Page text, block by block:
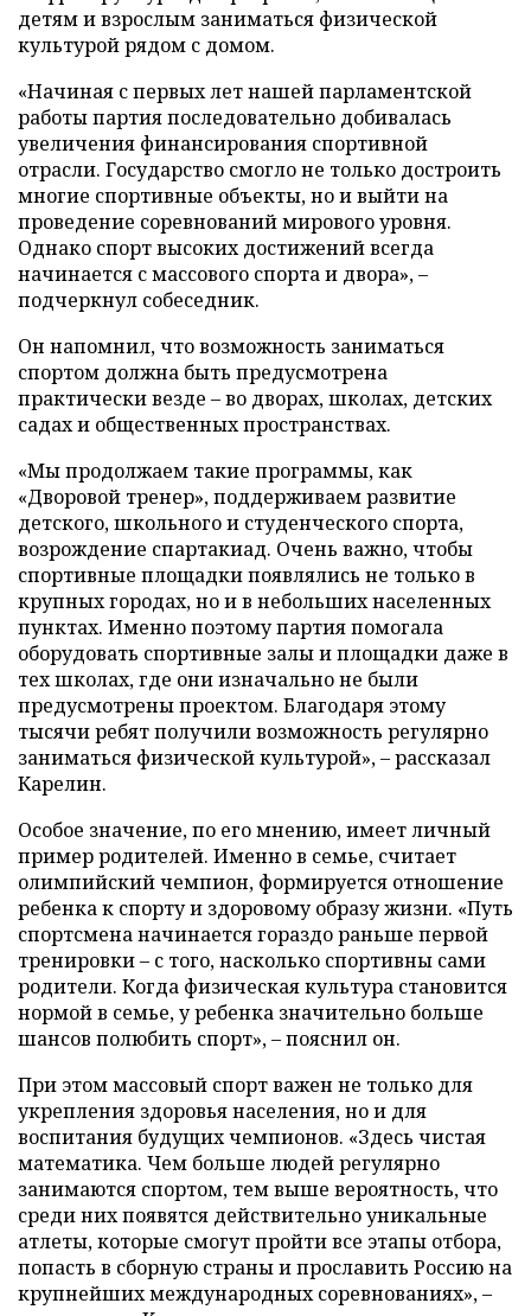
детям и взрослым заниматься физической
культурой рядом с домом.
«Начиная с первых лет нашей парламентской
работы партия последовательно добивалась
увеличения финансирования спортивной
отрасли. Государство смогло не только достроить
многие спортивные объекты, но и выйти на
проведение соревнований мирового уровня.
Однако спорт высоких достижений всегда
начинается с массового спорта и двора», –
подчеркнул собеседник.
Он напомнил, что возможность заниматься
спортом должна быть предусмотрена
практически везде – во дворах, школах, детских
садах и общественных пространствах.
«Мы продолжаем такие программы, как
«Дворовой тренер», поддерживаем развитие
детского, школьного и студенческого спорта,
возрождение спартакиад. Очень важно, чтобы
спортивные площадки появлялись не только в
крупных городах, но и в небольших населенных
пунктах. Именно поэтому партия помогала
оборудовать спортивные залы и площадки даже в
тех школах, где они изначально не были
предусмотрены проектом. Благодаря этому
тысячи ребят получили возможность регулярно
заниматься физической культурой», – рассказал
Карелин.
Особое значение, по его мнению, имеет личный
пример родителей. Именно в семье, считает
олимпийский чемпион, формируется отношение
ребенка к спорту и здоровому образу жизни. «Путь
спортсмена начинается гораздо раньше первой
тренировки – с того, насколько спортивны сами
родители. Когда физическая культура становится
нормой в семье, у ребенка значительно больше
шансов полюбить спорт», – пояснил он.
При этом массовый спорт важен не только для
укрепления здоровья населения, но и для
воспитания будущих чемпионов. «Здесь чистая
математика. Чем больше людей регулярно
занимаются спортом, тем выше вероятность, что
среди них появятся действительно уникальные
атлеты, которые смогут пройти все этапы отбора,
попасть в сборную страны и прославить Россию на
крупнейших международных соревнованиях», –